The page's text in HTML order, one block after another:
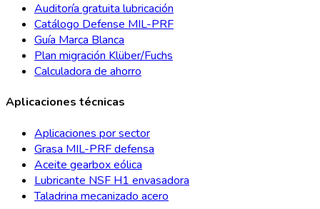
Auditoría gratuita lubricación
Catálogo Defense MIL-PRF
Guía Marca Blanca
Plan migración Klüber/Fuchs
Calculadora de ahorro
Aplicaciones técnicas
Aplicaciones por sector
Grasa MIL-PRF defensa
Aceite gearbox eólica
Lubricante NSF H1 envasadora
Taladrina mecanizado acero